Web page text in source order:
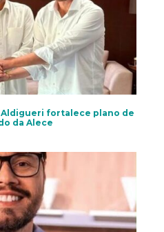
Aldigueri fortalece plano de
da Alece